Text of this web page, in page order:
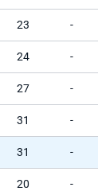
23 -
24 -
27 -
31 -
31 -
20 -